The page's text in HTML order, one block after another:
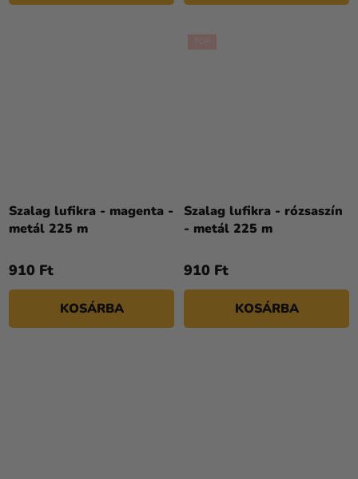
Szalag lufikra - magenta -
metál 225 m
910 Ft
KOSÁRBA
Szalag lufikra - rózsaszín
- metál 225 m
910 Ft
KOSÁRBA